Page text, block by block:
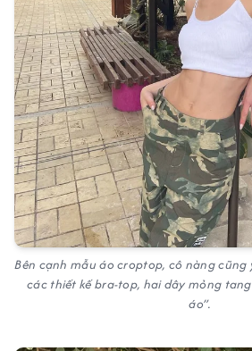
Bên cạnh mẫu áo croptop, cô nàng
các thiết kế bra-top, hai dây mỏng
áo”.